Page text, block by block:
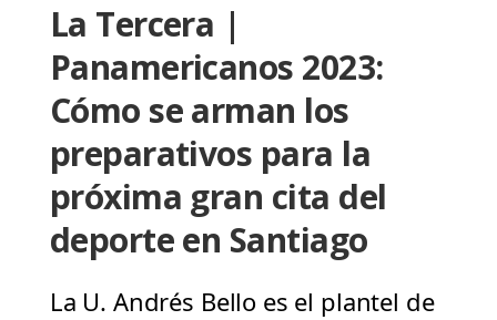
La Tercera |
Panamericanos 2023:
Cómo se arman los
preparativos para la
próxima gran cita del
deporte en Santiago
La U. Andrés Bello es el plantel de